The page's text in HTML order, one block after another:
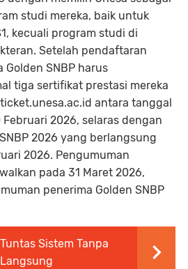
studi mereka, baik untuk
kecuali program studi di
Setelah pendaftaran
Golden SNBP harus
tiga sertifikat prestasi mereka
antara tanggal
2026, selaras dengan
2026 yang berlangsung
2026. Pengumuman
pada 31 Maret 2026,
penerima Golden SNBP
Sistem Tanpa